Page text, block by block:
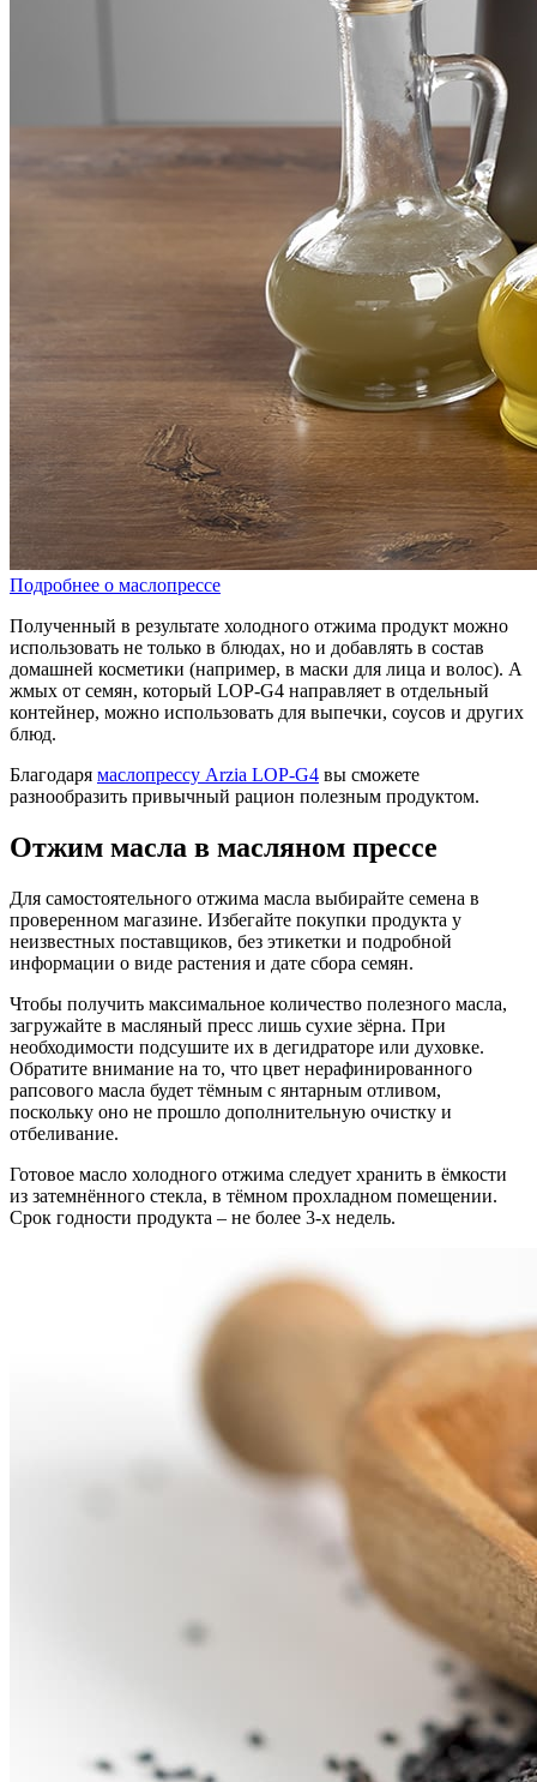
Подробнее о маслопрессе
Полученный в результате холодного отжима продукт можно
использовать не только в блюдах, но и добавлять в состав
домашней косметики (например, в маски для лица и волос). А
жмых от семян, который LOP-G4 направляет в отдельный
контейнер, можно использовать для выпечки, соусов и других
блюд.
Благодаря маслопрессу Arzia LOP-G4 вы сможете
разнообразить привычный рацион полезным продуктом.
Отжим масла в масляном прессе
Для самостоятельного отжима масла выбирайте семена в
проверенном магазине. Избегайте покупки продукта у
неизвестных поставщиков, без этикетки и подробной
информации о виде растения и дате сбора семян.
Чтобы получить максимальное количество полезного масла,
загружайте в масляный пресс лишь сухие зёрна. При
необходимости подсушите их в дегидраторе или духовке.
Обратите внимание на то, что цвет нерафинированного
рапсового масла будет тёмным с янтарным отливом,
поскольку оно не прошло дополнительную очистку и
отбеливание.
Готовое масло холодного отжима следует хранить в ёмкости
из затемнённого стекла, в тёмном прохладном помещении.
Срок годности продукта – не более 3-х недель.